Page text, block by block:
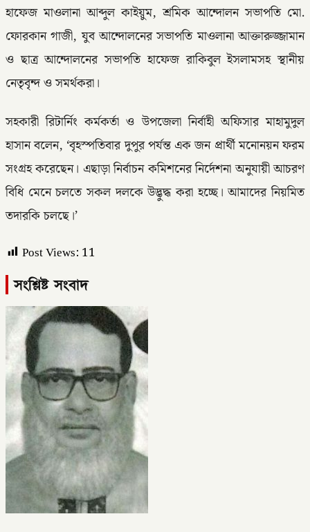
হাফেজ মাওলানা আব্দুল কাইয়ুম, শ্রমিক আন্দোলন সভাপতি মো.
ফোরকান গাজী, যুব আন্দোলনের সভাপতি মাওলানা আক্তারুজ্জামান
ও ছাত্র আন্দোলনের সভাপতি হাফেজ রাকিবুল ইসলামসহ স্থানীয়
নেতৃবৃন্দ ও সমর্থকরা।
সহকারী রিটার্নিং কর্মকর্তা ও উপজেলা নির্বাহী অফিসার মাহামুদুল
হাসান বলেন, ‘বৃহস্পতিবার দুপুর পর্যন্ত এক জন প্রার্থী মনোনয়ন ফরম
সংগ্রহ করেছেন। এছাড়া নির্বাচন কমিশনের নির্দেশনা অনুযায়ী আচরণ
বিধি মেনে চলতে সকল দলকে উদ্ভুদ্ধ করা হচ্ছে। আমাদের নিয়মিত
তদারকি চলছে।’
Post Views: 11
সংশ্লিষ্ট সংবাদ